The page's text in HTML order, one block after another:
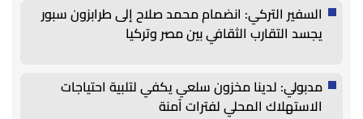
السفير التركي: انضمام محمد صلاح إلى طرابزون سبور
يجسد التقارب الثقافي بين مصر وتركيا
مدبولي: لدينا مخزون سلعي يكفي لتلبية احتياجات
الاستهلاك المحلي لفترات آمنة